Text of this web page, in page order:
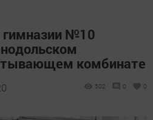
гимназии №10
комбинате
502 0 0